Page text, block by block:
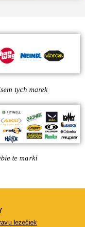
tych marek
te marki
lezečiek